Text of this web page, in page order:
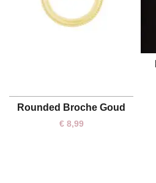
One size
Rounded Broche Goud
€8,99